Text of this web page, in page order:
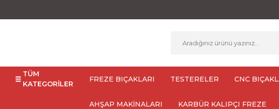
TÜM
KATEGORİLER
FREZE BIÇAKLARI TESTERELER CNC
AHŞAP MAKİNALARI KARBÜR KALIPÇI FREZE